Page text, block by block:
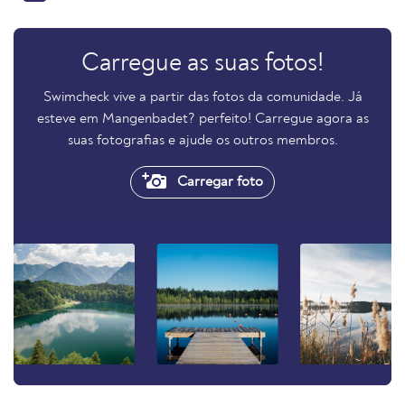
Carregue as suas fotos!
Swimcheck vive a partir das fotos da comunidade. Já
esteve em Mangenbadet? perfeito! Carregue agora as
suas fotografias e ajude os outros membros.
Carregar foto